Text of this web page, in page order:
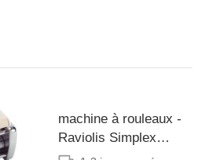
machine à rouleaux -
Raviolis Simplex
Maison